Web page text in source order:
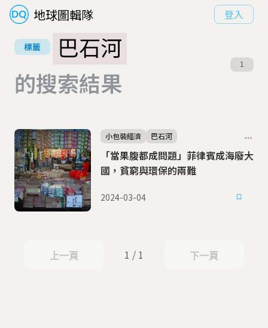
地球圖輯隊 登入
標籤
巴石河
的搜索結果
1
「當果腹都成問題」菲律賓成海廢大
國，貧窮與環保的兩難
小包裝經濟 巴石河
2024-03-04
上一頁
上一頁 1 / 1 下一頁
下一頁